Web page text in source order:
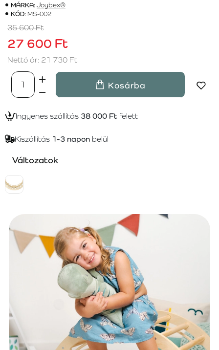
MÁRKA:Joybex®
KÓD: MS-002
27 600 Ft
35 600 Ft
Nettó ár: 21 730 Ft
Kosárba
Ingyenes szállítás 38 000 Ft felett
Kiszállítás 1-3 napon belül
Változatok